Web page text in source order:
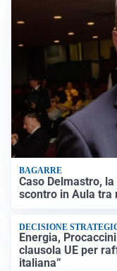
BAGARRE
Caso Delmastro,
scontro in Aula tra
DECISIONE
Energia,
clausola UE per
italiana”